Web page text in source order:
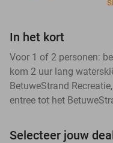
In het kort
Voor 1 of 2 personen:
kom 2 uur lang
BetuweStrand
entree tot het
Selecteer jouw